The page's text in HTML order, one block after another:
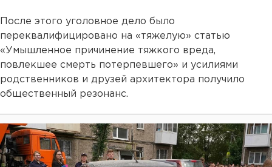
После этого уголовное дело было
переквалифицировано на «тяжелую» статью
«Умышленное причинение тяжкого вреда,
повлекшее смерть потерпевшего» и усилиями
родственников и друзей архитектора получило
общественный резонанс.